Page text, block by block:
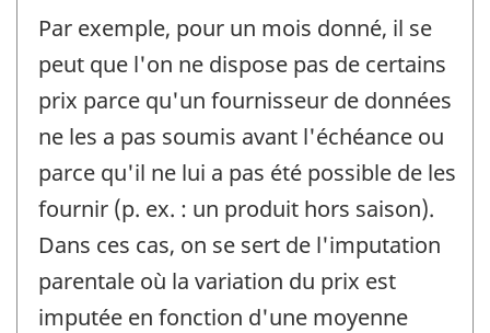
Par exemple, pour un mois donné, il se
peut que l'on ne dispose pas de certains
prix parce qu'un fournisseur de données
ne les a pas soumis avant l'échéance ou
parce qu'il ne lui a pas été possible de les
fournir (p. ex. : un produit hors saison).
Dans ces cas, on se sert de l'imputation
parentale où la variation du prix est
imputée en fonction d'une moyenne